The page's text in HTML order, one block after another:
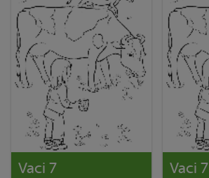
Vaci 7 Vaci 7